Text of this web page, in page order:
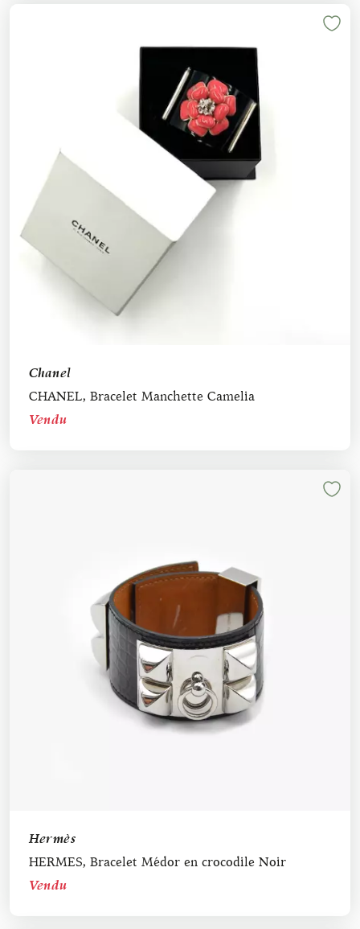
Chanel
CHANEL, Bracelet Manchette Camelia
Vendu
Hermès
HERMES, Bracelet Médor en crocodile Noir
Vendu